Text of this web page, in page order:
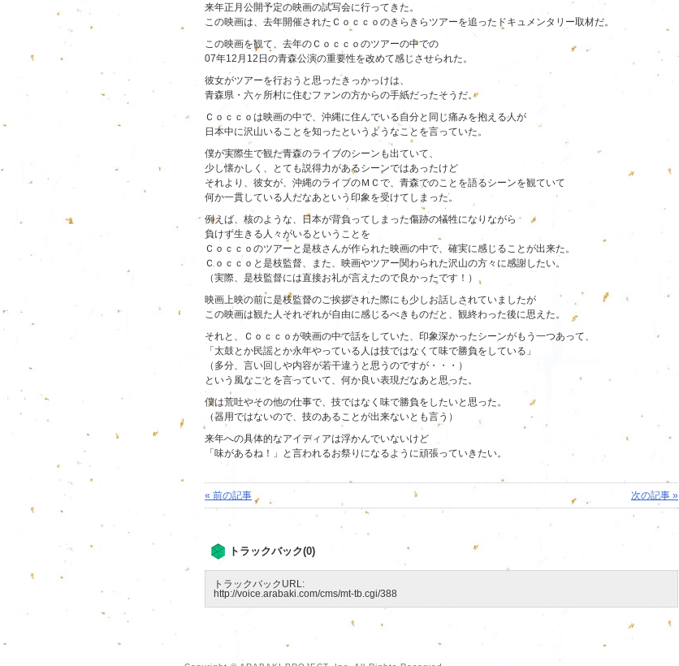
来年正月公開予定の映画の試写会に行ってきた。
この映画は、去年開催されたＣｏｃｃｏのきらきらツアーを追ったドキュメンタリー取材だ。
この映画を観て、去年のＣｏｃｃｏのツアーの中での
07年12月12日の青森公演の重要性を改めて感じさせられた。
彼女がツアーを行おうと思ったきっかっけは、
青森県・六ヶ所村に住むファンの方からの手紙だったそうだ。
Ｃｏｃｃｏは映画の中で、沖縄に住んでいる自分と同じ痛みを抱える人が
日本中に沢山いることを知ったというようなことを言っていた。
僕が実際生で観た青森のライブのシーンも出ていて、
少し懐かしく、とても説得力があるシーンではあったけど
それより、彼女が、沖縄のライブのＭＣで、青森でのことを語るシーンを観ていて
何か一貫している人だなあという印象を受けてしまった。
例えば、核のような、日本が背負ってしまった傷跡の犠牲になりながら
負けず生きる人々がいるということを
Ｃｏｃｃｏのツアーと是枝さんが作られた映画の中で、確実に感じることが出来た。
Ｃｏｃｃｏと是枝監督、また、映画やツアー関わられた沢山の方々に感謝したい。
（実際、是枝監督には直接お礼が言えたので良かったです！）
映画上映の前に是枝監督のご挨拶された際にも少しお話しされていましたが
この映画は観た人それぞれが自由に感じるべきものだと、観終わった後に思えた。
それと、Ｃｏｃｃｏが映画の中で話をしていた、印象深かったシーンがもう一つあって、
「太鼓とか民謡とか永年やっている人は技ではなくて味で勝負をしている」
（多分、言い回しや内容が若干違うと思うのですが・・・）
という風なことを言っていて、何か良い表現だなあと思った。
僕は荒吐やその他の仕事で、技ではなく味で勝負をしたいと思った。
（器用ではないので、技のあることが出来ないとも言う）
来年への具体的なアイディアは浮かんでいないけど
「味があるね！」と言われるお祭りになるように頑張っていきたい。
« 前の記事 次の記事 »
トラックバック(0)
トラックバックURL:
http://voice.arabaki.com/cms/mt-tb.cgi/388